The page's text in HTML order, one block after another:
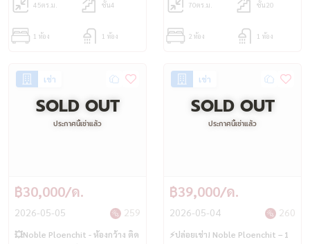
45ตร.ม. ชั้น4
1 ห้อง 1 ห้อง
70ตร.ม. ชั้น20
2 ห้อง 1 ห้อง
เช่า
SOLD OUT
ประกาศนี้เช่าแล้ว
฿30,000/ด.
2026-05-05 259
💥Noble Ploenchit - ห้องกว้าง ติด
เช่า
SOLD OUT
ประกาศนี้เช่าแล้ว
฿39,000/ด.
2026-05-04 260
⚡ปล่อยเช่า! Noble Ploenchit – 1